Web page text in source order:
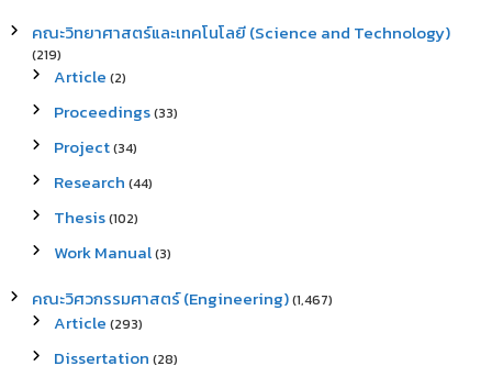
คณะวิทยาศาสตร์และเทคโนโลยี (Science and Technology)
(219)
Article (2)
Proceedings(33)
Project(34)
Research (44)
Thesis(102)
Work Manual(3)
คณะวิศวกรรมศาสตร์ (Engineering)(1,467)
Article (293)
Dissertation (28)